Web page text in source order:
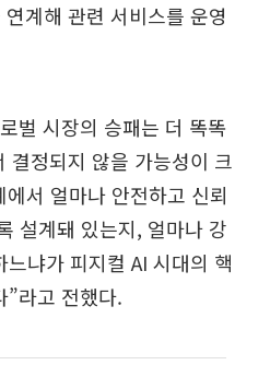
계해 관련 서비스를 운영
벌 시장의 승패는 더 똑똑
결정되지 않을 가능성이 크
서 얼마나 안전하고 신뢰
설계돼 있는지, 얼마나 강
냐가 피지컬 AI 시대의 핵
”라고 전했다.